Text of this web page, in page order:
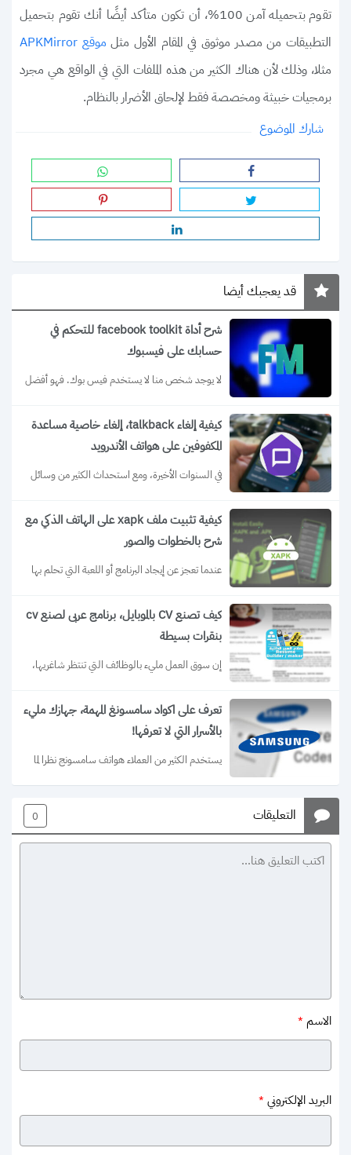
تقوم بتحميله آمن 100%، أن تكون متأكد أيضًا أنك تقوم بتحميل
التطبيقات من مصدر موثوق في المقام الأول مثل موقع APKMirror
مثلا، وذلك لأن هناك الكثير من هذه الملفات التي في الواقع هي مجرد
برمجيات خبيثة ومخصصة فقط لإلحاق الأضرار بالنظام.
شارك الموضوع
قد يعجبك أيضا
شرح أداة facebook toolkit للتحكم في
حسابك على فيسبوك
كيفية إلغاء talkback، إلغاء خاصية مساعدة
المكفوفين على هواتف الأندرويد
كيفية تثبيت ملف xapk على الهاتف الذكي مع
شرح بالخطوات والصور
كيف تصنع CV بالموبايل، برنامج عربى لصنع cv
بنقرات بسيطة
تعرف على اكواد سامسونغ المهمة، جهازك مليء
بالأسرار التي لا تعرفها!
التعليقات 0
الاسم *
البريد الإلكتروني *